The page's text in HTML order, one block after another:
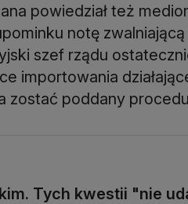
powiedział też
notę
szef rządu
importowania
zostać poddany
Tych kwestii "nie